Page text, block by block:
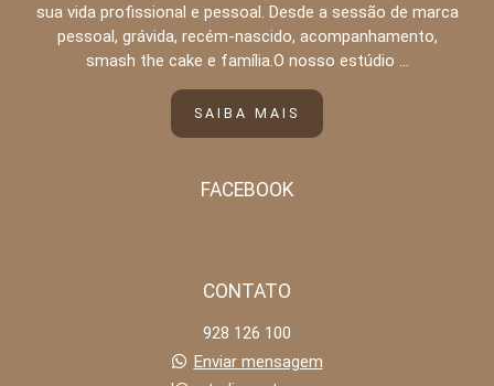
sua vida profissional e pessoal. Desde a sessão de marca
pessoal, grávida, recém-nascido, acompanhamento,
smash the cake e família.O nosso estúdio ...
SAIBA MAIS
FACEBOOK
CONTATO
928 126 100
Enviar mensagem